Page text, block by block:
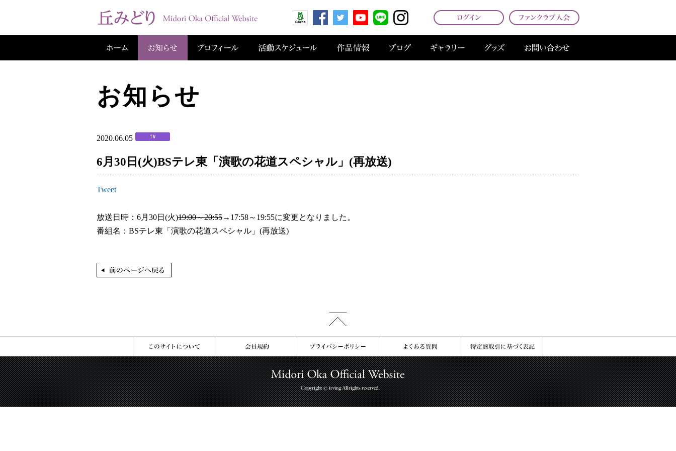
お知らせ
2020.06.05
6月30日(火)BSテレ東「演歌の花道スペシャル」(再放送)
Tweet
放送日時：6月30日(火)19:00～20:55→17:58～19:55に変更となりました。
番組名：BSテレ東「演歌の花道スペシャル」(再放送)